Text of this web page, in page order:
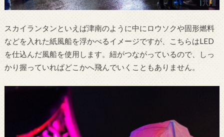
スカイランタンといえば津南のように中にロウソクや固形燃料
などを入れた紙風船を浮かべるイメージですが、こちらはLED
を仕込んだ風船を使用します。紐がつながっているので、しっ
かり握っていればどこかへ飛んでいくこともありません。